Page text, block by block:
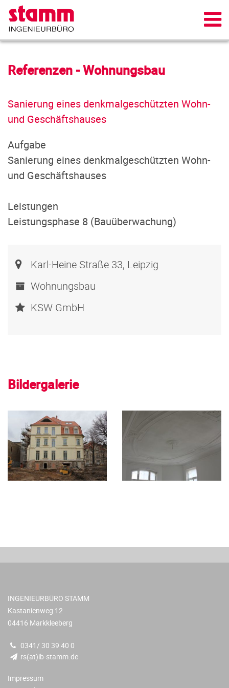
Referenzen - Wohnungsbau
Sanierung eines denkmalgeschützten Wohn-
und Geschäftshauses
Aufgabe
Sanierung eines denkmalgeschützten Wohn-
und Geschäftshauses
Leistungen
Leistungsphase 8 (Bauüberwachung)
Karl-Heine Straße 33, Leipzig
Wohnungsbau
KSW GmbH
Bildergalerie
INGENIEURBÜRO STAMM
Kastanienweg 12
04416 Markkleeberg
0341/ 30 39 40 0
rs(at)ib-stamm.de
Impressum